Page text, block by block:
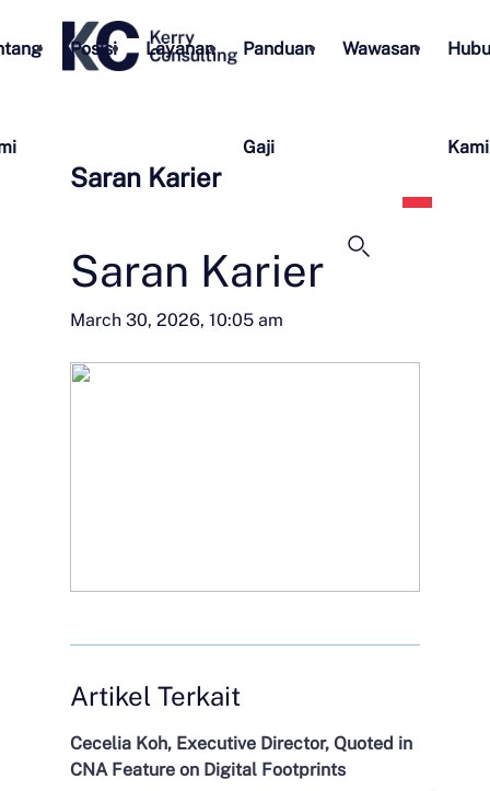
Posisi Layanan Panduan
Gaji
Wawasan
Kami
Saran Karier
Saran Karier
March 30, 2026, 10:05 am
Artikel Terkait
Cecelia Koh, Executive Director, Quoted in
CNA Feature on Digital Footprints